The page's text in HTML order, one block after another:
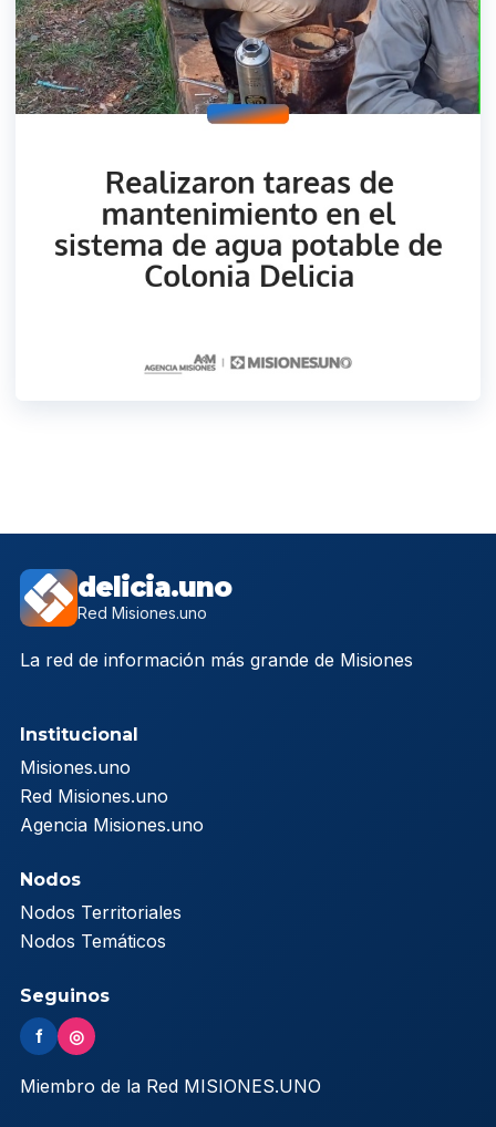
delicia.uno
Red Misiones.uno
La red de información más grande de Misiones
Institucional
Misiones.uno
Red Misiones.uno
Agencia Misiones.uno
Nodos
Nodos Territoriales
Nodos Temáticos
Seguinos
f ◎
Miembro de la Red MISIONES.UNO